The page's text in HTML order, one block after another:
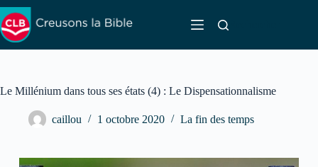
Passer
au
contenu
Le Millénium dans tous ses états (4) : Le Dispensationnalisme
caillou 1 octobre 2020 La fin des temps